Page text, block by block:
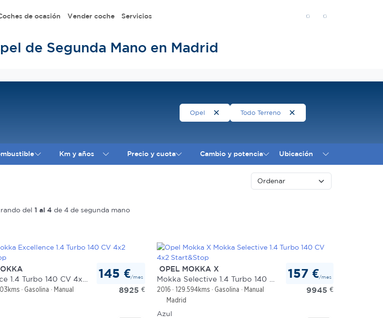
de ocasión Vender coche Servicios
de Segunda Mano en Madrid
Opel Todo Terreno
Km y años Precio y cuota Cambio y potencia Ubicación
del 1 al 4 de 4 de segunda mano
Excellence 1.4 Turbo 140 CV 4x2 Start&Stop
Gasolina
Manual
145 €/mes
8925 €
OPEL MOKKA X
Mokka Selective 1.4 Turbo 140 CV 4x2 Start&Stop
2016 129.594kms Gasolina
Manual
Madrid
157 €/mes
9945 €
Azul